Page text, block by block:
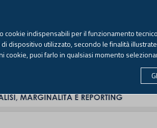
Venerdì, 7 agosto 2026 -Aggiornato alle 6.00
cookie indispensabili per il funzionamento
dispositivo utilizzato, secondo le finalità
cookie, puoi farlo in qualsiasi momento